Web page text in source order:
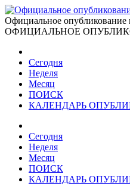
Официальное опубликование
ОФИЦИАЛЬНОЕ
Сегодня
Неделя
Месяц
ПОИСК
КАЛЕНДАРЬ
Сегодня
Неделя
Месяц
ПОИСК
КАЛЕНДАРЬ